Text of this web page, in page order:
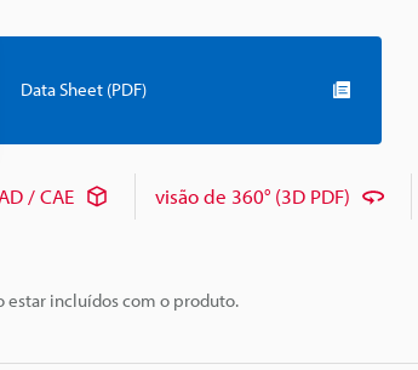
estar incluídos com o produto.
Data Sheet (PDF)
/ CAE visão de 360° (3D PDF)